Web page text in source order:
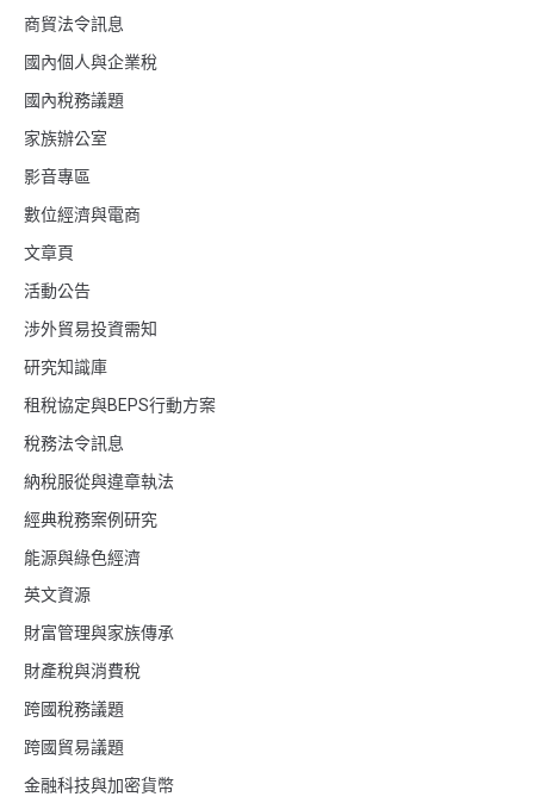
商貿法令訊息
國內個人與企業稅
國內稅務議題
家族辦公室
影音專區
數位經濟與電商
文章頁
活動公告
涉外貿易投資需知
研究知識庫
租稅協定與BEPS行動方案
稅務法令訊息
納稅服從與違章執法
經典稅務案例研究
能源與綠色經濟
英文資源
財富管理與家族傳承
財產稅與消費稅
跨國稅務議題
跨國貿易議題
金融科技與加密貨幣